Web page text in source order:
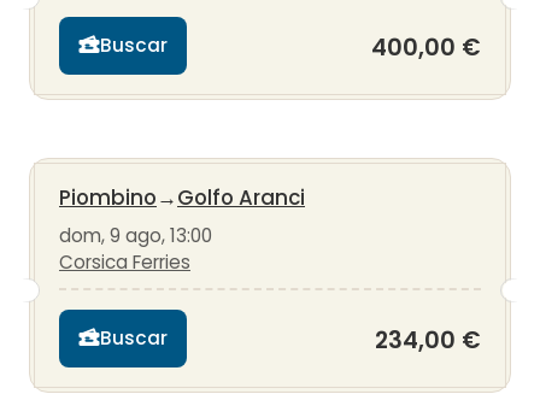
Buscar 400,00 €
Piombino→Golfo Aranci
dom, 9 ago, 13:00
Corsica Ferries
Buscar 234,00 €